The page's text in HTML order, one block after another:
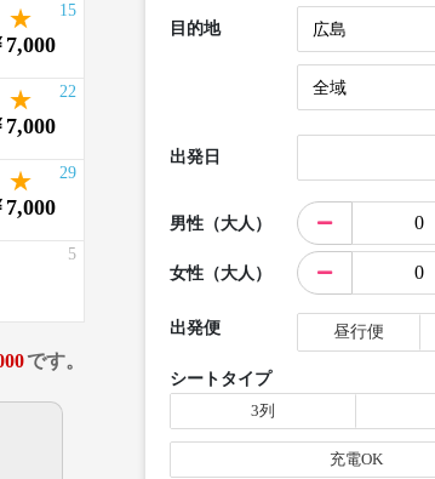
7,000
15
7,000
22
7,000
29
5
です。
目的地
出発日
男性（大人）
女性（大人）
出発便 昼行便
シートタイプ
3列
充電OK